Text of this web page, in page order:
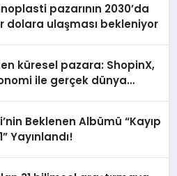
pazarının 2030’da
dolara ulaşması bekleniyor
küresel pazara: ShopinX,
ile gerçek dünya
Beklenen Albümü “Kayıp
Yayınlandı!